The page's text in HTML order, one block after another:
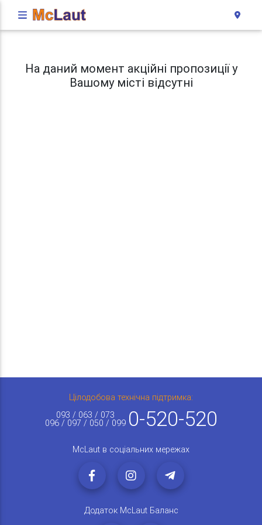
На даний момент акційні пропозиції у
Вашому місті відсутні
Цілодобова технічна підтримка:
093 / 063 / 073
096 / 097 / 050 / 099 0-520-520
McLaut в соціальних мережах
Додаток McLaut Баланс